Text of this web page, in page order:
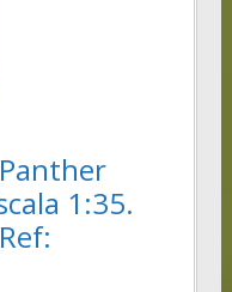
1:35.